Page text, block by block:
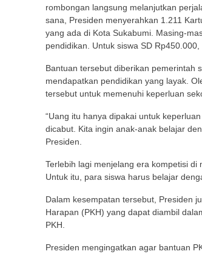
rombongan langsung melanjutkan
sana, Presiden menyerahkan 1.211
yang ada di Kota Sukabumi. Masing-
pendidikan. Untuk siswa SD
Bantuan tersebut diberikan pemerintah
mendapatkan pendidikan yang layak.
tersebut untuk memenuhi keperluan
“Uang itu hanya dipakai untuk
dicabut. Kita ingin anak-anak belajar
Presiden.
Terlebih lagi menjelang era kompetisi
Untuk itu, para siswa harus belajar
Dalam kesempatan tersebut, Presiden
Harapan (PKH) yang dapat diambil
PKH.
Presiden mengingatkan agar bantuan